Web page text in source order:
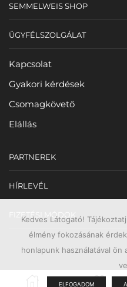
SEMMELWEIS SHOP
ÜGYFÉLSZOLGÁLAT
Kapcsolat
Gyakori kérdések
Csomagkövető
Elállás
PARTNEREK
HÍRLEVÉL
FIZETÉSI MÓDOK
Kedves Látogató!
élmény fokozásának
honlapunk használatával
ELFOGADOM